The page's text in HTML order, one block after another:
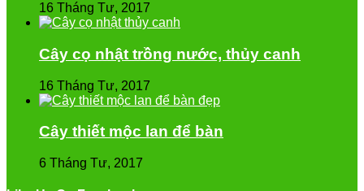
16 Tháng Tư, 2017
Cây cọ nhật trồng nước, thủy canh
16 Tháng Tư, 2017
Cây thiết mộc lan để bàn
6 Tháng Tư, 2017